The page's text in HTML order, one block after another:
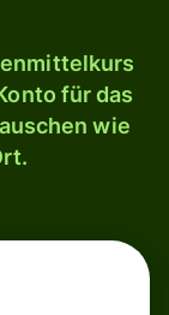
für das
wie